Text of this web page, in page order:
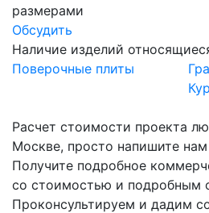
размерами
Обсудить
Наличие изделий
Поверочные плиты
Расчет стоимости проекта
Москве, просто напишите нам
Получите подробное
со стоимостью и подробным
Проконсультируем и дадим